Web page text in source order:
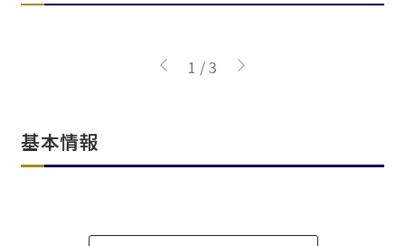
1 /3
基本情報